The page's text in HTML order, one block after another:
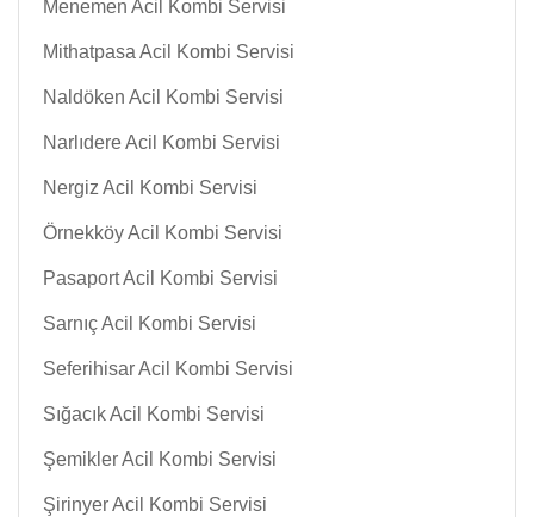
Menemen Acil Kombi Servisi
Mithatpasa Acil Kombi Servisi
Naldöken Acil Kombi Servisi
Narlıdere Acil Kombi Servisi
Nergiz Acil Kombi Servisi
Örnekköy Acil Kombi Servisi
Pasaport Acil Kombi Servisi
Sarnıç Acil Kombi Servisi
Seferihisar Acil Kombi Servisi
Sığacık Acil Kombi Servisi
Şemikler Acil Kombi Servisi
Şirinyer Acil Kombi Servisi